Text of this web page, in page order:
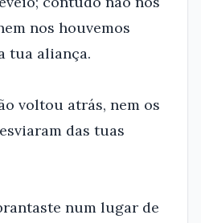
nos houvemos
tua aliança.
voltou atrás, nem os
das tuas
num lugar de